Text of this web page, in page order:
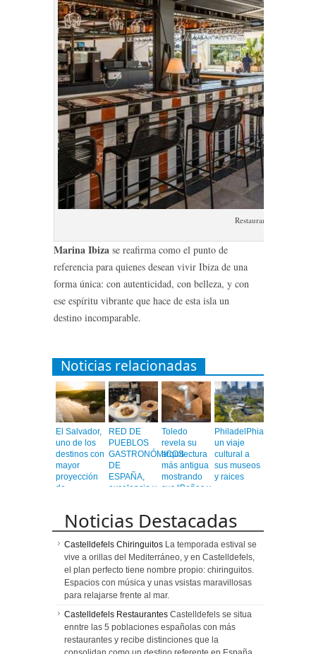
Restaurante Filin
Marina Ibiza se reafirma como el punto de
referencia para quienes desean vivir Ibiza de una
forma única: con autenticidad, con belleza, y con
ese espíritu vibrante que hace de esta isla un
destino incomparable.
Noticias relacionadas
El Salvador,
uno de los
destinos con
mayor
proyección
de
RED DE
PUEBLOS
GASTRONÓMICOS
DE
ESPAÑA,
excelencia y
emocionante
Toledo
revela su
arquitectura
más antigua
mostrando
sus “Baños y
PhiladelPhia,
un viaje
cultural a
sus museos
y raices
Noticias Destacadas
Castelldefels Chiringuitos La temporada estival se
vive a orillas del Mediterráneo, y en Castelldefels,
el plan perfecto tiene nombre propio: chiringuitos.
Espacios con música y unas vsistas maravillosas
para relajarse frente al mar.
Castelldefels Restaurantes Castelldefels se situa
enntre las 5 poblaciones españolas con más
restaurantes y recibe distinciones que la